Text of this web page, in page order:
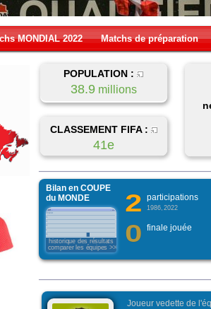
MONDIAL 2022 Matchs de préparation
POPULATION :
38.9millions
CLASSEMENT FIFA :
41e
Bilan en COUPE
du MONDE
historique des résultats
comparer les équipes >>>
2 participations
1986, 2022
0 finale jouée
Joueur vedette de